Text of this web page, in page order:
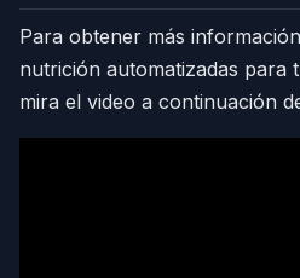
Para obtener más
nutrición automatizadas para
mira el video a continuación